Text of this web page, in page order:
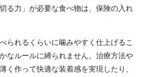
る力」が必要な食べ物は、保険の入れ
られるくらいに噛みやすく仕上げるこ
なルールに縛られません。治療方法や
作って快適な装着感を実現したり、